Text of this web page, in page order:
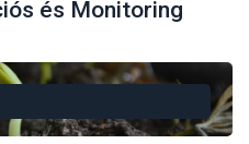
és Monitoring